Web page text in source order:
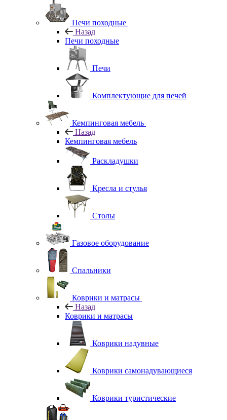
Печи походные
Назад
Печи походные
Печи
Комплектующие для печей
Кемпинговая мебель
Назад
Кемпинговая мебель
Раскладушки
Кресла и стулья
Столы
Газовое оборудование
Спальники
Коврики и матрасы
Назад
Коврики и матрасы
Коврики надувные
Коврики самонадувающиеся
Коврики туристические